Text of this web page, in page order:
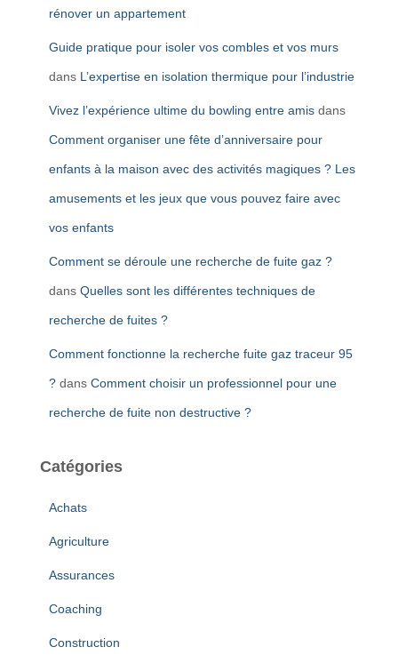
rénover un appartement
Guide pratique pour isoler vos combles et vos murs
dans L’expertise en isolation thermique pour l’industrie
Vivez l’expérience ultime du bowling entre amis dans
Comment organiser une fête d’anniversaire pour
enfants à la maison avec des activités magiques ? Les
amusements et les jeux que vous pouvez faire avec
vos enfants
Comment se déroule une recherche de fuite gaz ?
dans Quelles sont les différentes techniques de
recherche de fuites ?
Comment fonctionne la recherche fuite gaz traceur 95
? dans Comment choisir un professionnel pour une
recherche de fuite non destructive ?
Catégories
Achats
Agriculture
Assurances
Coaching
Construction